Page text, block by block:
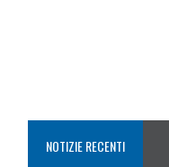
NOTIZIE RECENTI